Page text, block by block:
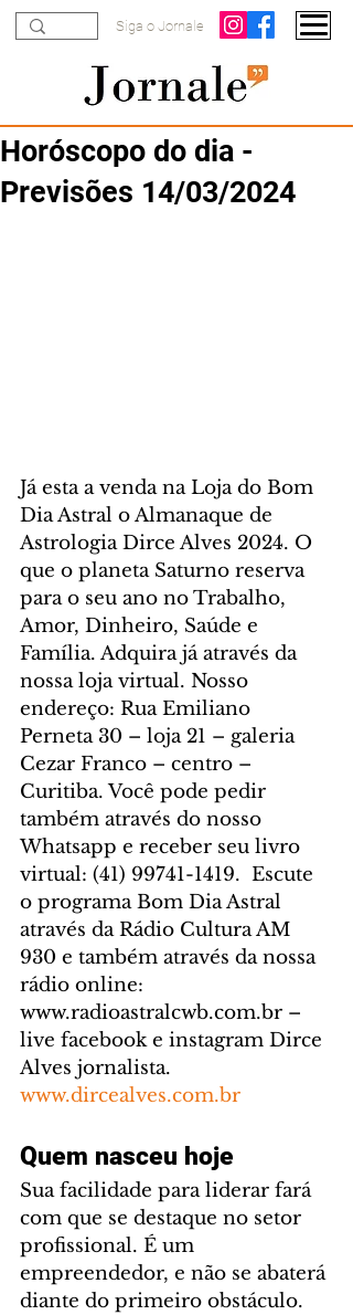
Siga o Jornale
Horóscopo do dia -
Previsões 14/03/2024
Já esta a venda na Loja do Bom
Dia Astral o Almanaque de
Astrologia Dirce Alves 2024. O
que o planeta Saturno reserva
para o seu ano no Trabalho,
Amor, Dinheiro, Saúde e
Família. Adquira já através da
nossa loja virtual. Nosso
endereço: Rua Emiliano
Perneta 30 – loja 21 – galeria
Cezar Franco – centro –
Curitiba. Você pode pedir
também através do nosso
Whatsapp e receber seu livro
virtual: (41) 99741-1419.  Escute
o programa Bom Dia Astral
através da Rádio Cultura AM
930 e também através da nossa
rádio online:
www.radioastralcwb.com.br –
live facebook e instagram Dirce
Alves jornalista.
www.dircealves.com.br
Quem nasceu hoje
Sua facilidade para liderar fará
com que se destaque no setor
profissional. É um
empreendedor, e não se abaterá
diante do primeiro obstáculo.